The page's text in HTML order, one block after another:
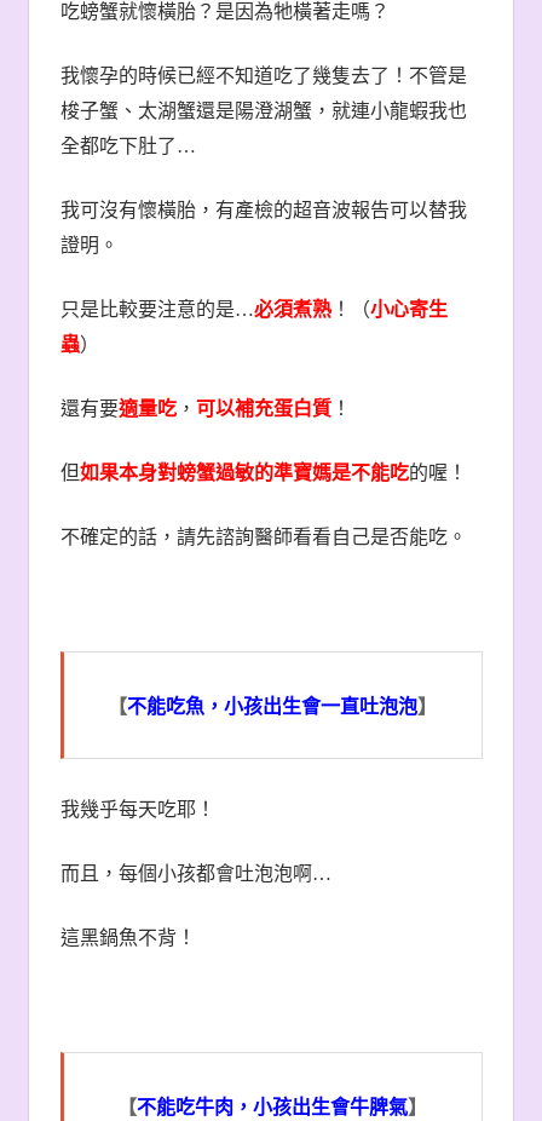
吃螃蟹就懷橫胎？是因為牠橫著走嗎？
我懷孕的時候已經不知道吃了幾隻去了！不管是
梭子蟹、太湖蟹還是陽澄湖蟹，就連小龍蝦我也
全都吃下肚了…
我可沒有懷橫胎，有產檢的超音波報告可以替我
證明。
只是比較要注意的是…必須煮熟！（小心寄生
蟲）
還有要適量吃， 可以補充蛋白質！
但如果本身對螃蟹過敏的準寶媽是不能吃的喔！
不確定的話，請先諮詢醫師看看自己是否能吃。
【不能吃魚，小孩出生會一直吐泡泡】
我幾乎每天吃耶！
而且，每個小孩都會吐泡泡啊 …
這黑鍋魚不背！
【不能吃牛肉，小孩出生會牛脾氣】